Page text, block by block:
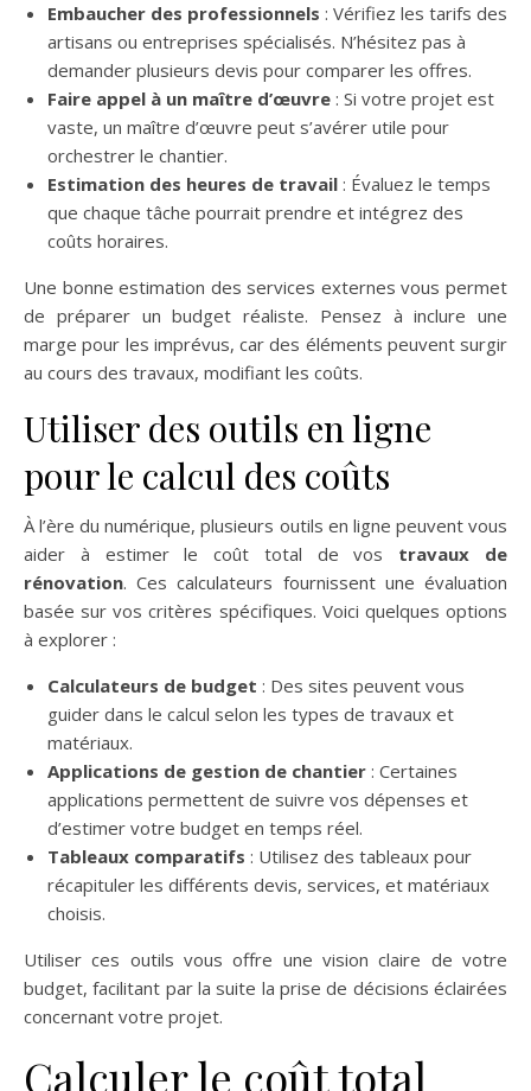
Embaucher des professionnels : Vérifiez les tarifs des
artisans ou entreprises spécialisés. N’hésitez pas à
demander plusieurs devis pour comparer les offres.
Faire appel à un maître d’œuvre : Si votre projet est
vaste, un maître d’œuvre peut s’avérer utile pour
orchestrer le chantier.
Estimation des heures de travail : Évaluez le temps
que chaque tâche pourrait prendre et intégrez des
coûts horaires.
Une bonne estimation des services externes vous permet
de préparer un budget réaliste. Pensez à inclure une
marge pour les imprévus, car des éléments peuvent surgir
au cours des travaux, modifiant les coûts.
Utiliser des outils en ligne
pour le calcul des coûts
À l’ère du numérique, plusieurs outils en ligne peuvent vous
aider à estimer le coût total de vos travaux de
rénovation. Ces calculateurs fournissent une évaluation
basée sur vos critères spécifiques. Voici quelques options
à explorer :
Calculateurs de budget : Des sites peuvent vous
guider dans le calcul selon les types de travaux et
matériaux.
Applications de gestion de chantier : Certaines
applications permettent de suivre vos dépenses et
d’estimer votre budget en temps réel.
Tableaux comparatifs : Utilisez des tableaux pour
récapituler les différents devis, services, et matériaux
choisis.
Utiliser ces outils vous offre une vision claire de votre
budget, facilitant par la suite la prise de décisions éclairées
concernant votre projet.
Calculer le coût total